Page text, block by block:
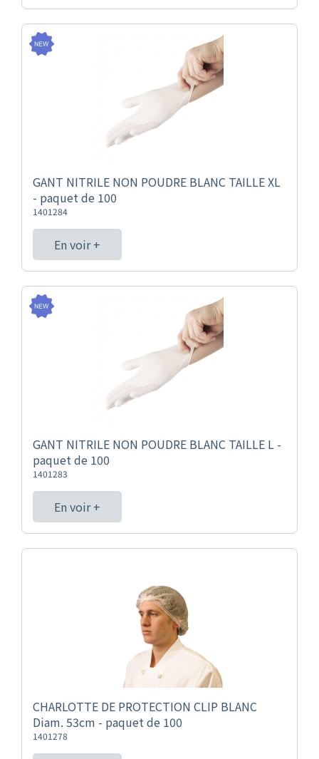
GANT NITRILE NON POUDRE BLANC TAILLE XL
- paquet de 100
1401284
En voir +
GANT NITRILE NON POUDRE BLANC TAILLE L -
paquet de 100
1401283
En voir +
CHARLOTTE DE PROTECTION CLIP BLANC
Diam. 53cm - paquet de 100
1401278